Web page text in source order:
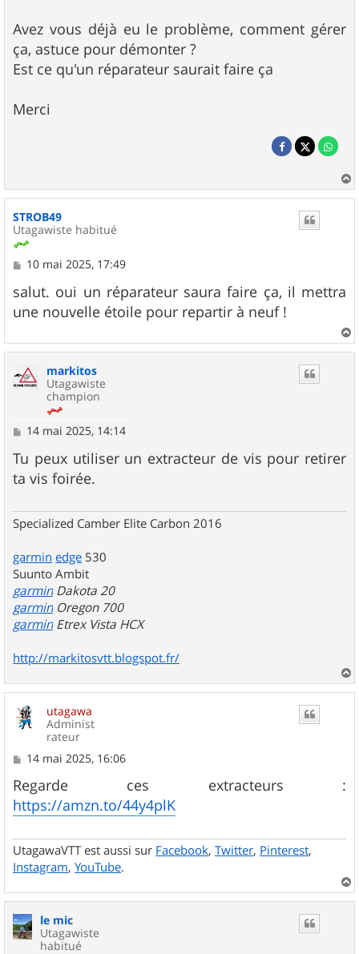
Avez vous déjà eu le problème, comment gérer
ça, astuce pour démonter ?
Est ce qu'un réparateur saurait faire ça
Merci
a
STROB49
Utagawiste habitué
M
s
s
a
e
10 mai 2025, 17:49
salut. oui un réparateur saura faire ça, il mettra
une nouvelle étoile pour repartir à neuf !
a
markitos
Utagawiste
champion
M
s
s
a
14 mai 2025, 14:14
Tu peux utiliser un extracteur de vis pour retirer
ta vis foirée.
Specialized Camber Elite Carbon 2016
garmin edge 530
Suunto Ambit
garmin Dakota 20
garmin Oregon 700
garmin Etrex Vista HCX
http://markitosvtt.blogspot.fr/
a
u
utagawa
Administ
rateur
M
s
s
a
g
14 mai 2025, 16:06
Regarde ces extracteurs :
https://amzn.to/44y4plK
UtagawaVTT est aussi sur Facebook, Twitter, Pinterest,
Instagram, YouTube.
a
le mic
Utagawiste
habitué